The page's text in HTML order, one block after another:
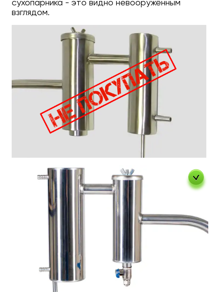
сухопарника - это видно невооружённым
взглядом.